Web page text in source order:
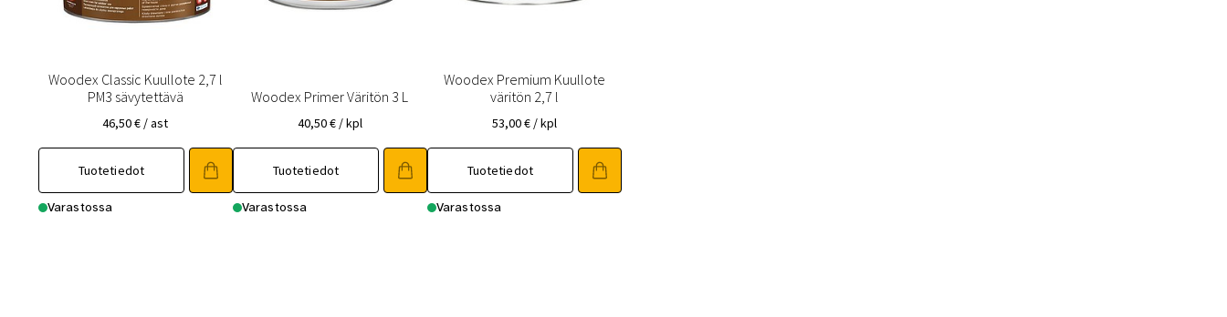
Woodex Classic Kuullote 2,7 l
PM3 sävytettävä
46,50€ / ast
Tuotetiedot
Varastossa
Woodex Primer Väritön 3 L
40,50€ / kpl
Tuotetiedot
Varastossa
Woodex Premium Kuullote
väritön 2,7 l
53,00€ / kpl
Tuotetiedot
Varastossa